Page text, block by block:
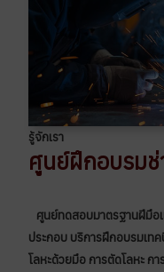
รู้จักเรา
ศูนย์ฝึกอบรมช่
ศูนย์ทดสอบมาตรฐานฝีมือเ
ประกอบ บริการฝึกอบรมเทค
โลหะด้วยมือ การตัดโลหะ ก